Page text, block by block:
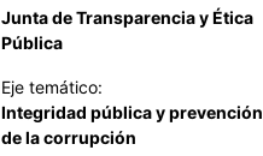
Junta de Transparencia y Ética
Pública
Eje temático:
Integridad pública y prevención
de la corrupción